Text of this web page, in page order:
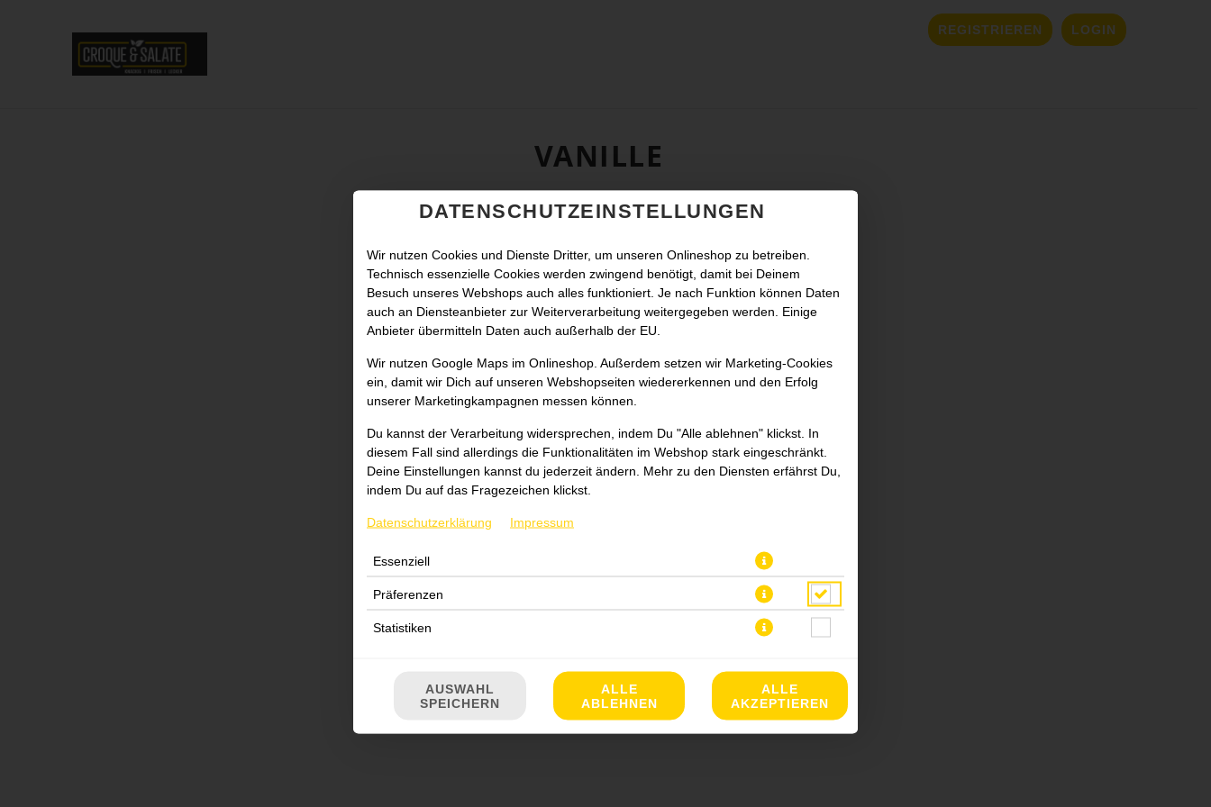
REGISTRIEREN LOGIN
VANILLE
DATENSCHUTZEINSTELLUNGEN
Wir nutzen Cookies und Dienste Dritter, um unseren Onlineshop zu betreiben.
Technisch essenzielle Cookies werden zwingend benötigt, damit bei Deinem
Besuch unseres Webshops auch alles funktioniert. Je nach Funktion können Daten
auch an Diensteanbieter zur Weiterverarbeitung weitergegeben werden. Einige
Anbieter übermitteln Daten auch außerhalb der EU.
Wir nutzen Google Maps im Onlineshop. Außerdem setzen wir Marketing-Cookies
ein, damit wir Dich auf unseren Webshopseiten wiedererkennen und den Erfolg
unserer Marketingkampagnen messen können.
Du kannst der Verarbeitung widersprechen, indem Du "Alle ablehnen" klickst. In
diesem Fall sind allerdings die Funktionalitäten im Webshop stark eingeschränkt.
Deine Einstellungen kannst du jederzeit ändern. Mehr zu den Diensten erfährst Du,
indem Du auf das Fragezeichen klickst.
Datenschutzerklärung Impressum
Essenziell
Präferenzen
Statistiken
AUSWAHL
SPEICHERN
ALLE
ABLEHNEN
ALLE
AKZEPTIEREN